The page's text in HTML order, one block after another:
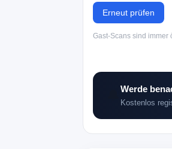
Erneut prüfen
Gast-Scans sind immer
Werde
Kostenlos